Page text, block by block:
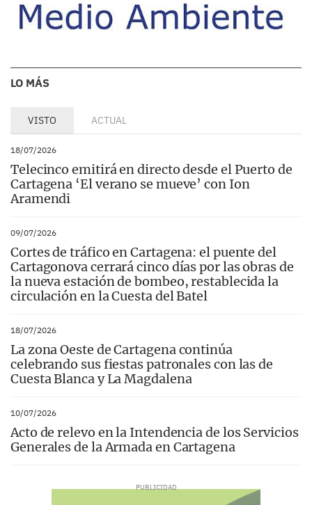
LO MÁS
VISTO ACTUAL
18/07/2026
Telecinco emitirá en directo desde el Puerto de
Cartagena ‘El verano se mueve’ con Ion
Aramendi
09/07/2026
Cortes de tráfico en Cartagena: el puente del
Cartagonova cerrará cinco días por las obras de
la nueva estación de bombeo, restablecida la
circulación en la Cuesta del Batel
18/07/2026
La zona Oeste de Cartagena continúa
celebrando sus fiestas patronales con las de
Cuesta Blanca y La Magdalena
10/07/2026
Acto de relevo en la Intendencia de los Servicios
Generales de la Armada en Cartagena